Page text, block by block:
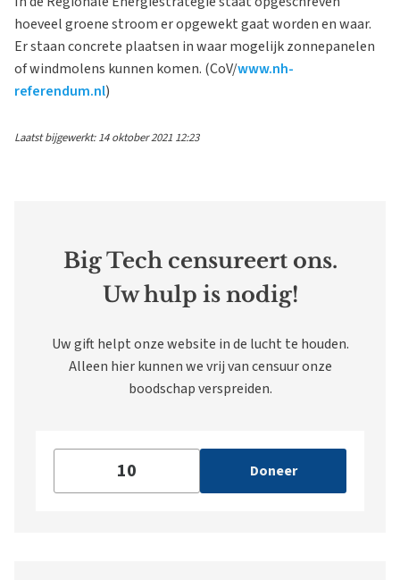
hoeveel groene stroom er opgewekt gaat worden en waar.
Er staan concrete plaatsen in waar mogelijk zonnepanelen
of windmolens kunnen komen. (CoV/www.nh-
referendum.nl)
Laatst bijgewerkt: 14 oktober 2021 12:23
Big Tech censureert ons.
Uw hulp is nodig!
Uw gift helpt onze website in de lucht te houden.
Alleen hier kunnen we vrij van censuur onze
boodschap verspreiden.
Doneer